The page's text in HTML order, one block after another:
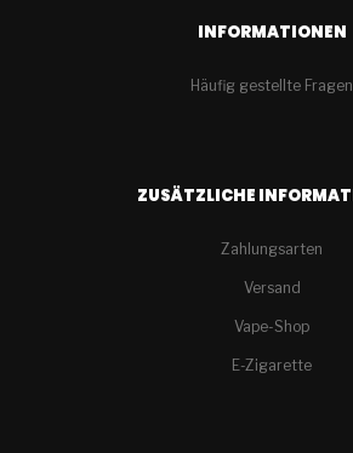
INFORMATIONEN
Häufig gestellte Fragen
ZUSÄTZLICHE
Zahlungsarten
Versand
Vape-Shop
E-Zigarette